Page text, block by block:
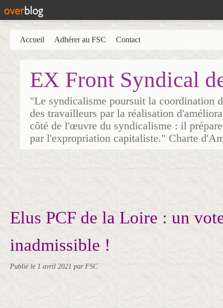
EX Front Syndical
"Le syndicalisme poursuit la coordination
des travailleurs par la réalisation
côté de l'œuvre du syndicalisme : il
par l'expropriation capitaliste." Charte
Accueil Adhérer au FSC Contact
Elus PCF de la Loire : un
inadmissible !
Publié le 1 avril 2021 par FSC